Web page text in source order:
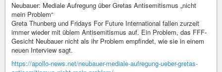
Neubauer: Mediale Aufregung über Gretas Antisemitismus „nicht
mein Problem“
Greta Thunberg und Fridays For Future International fallen zurzeit
immer wieder mit üblem Antisemitismus auf. Ein Problem, das FFF-
Gesicht Neubauer nicht als ihr Problem empfindet, wie sie in einem
neuen Interview sagt.
https://apollo-news.net/neubauer-mediale-aufregung-ueber-gretas-